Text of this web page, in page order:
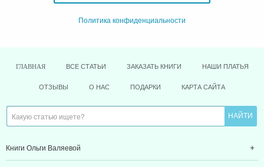
Политика конфиденциальности
ГЛАВНАЯ ВСЕ СТАТЬИ ЗАКАЗАТЬ КНИГИ НАШИ ПЛАТЬЯ
ОТЗЫВЫ О НАС ПОДАРКИ КАРТА САЙТА
Книги Ольги Валяевой